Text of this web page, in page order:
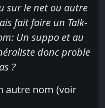
sur le net ou autre
fait faire un Talk-
Un suppo et au
donc proble
?
autre nom (voir